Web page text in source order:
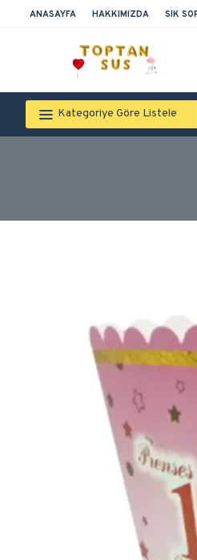
ANASAYFA HAKKIMIZDA SIK
Kategoriye Göre Listele